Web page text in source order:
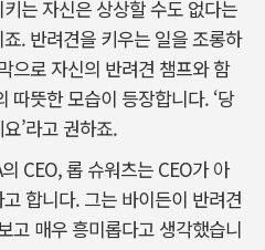
는 자신은 상상할 수도 없다는
. 반려견을 키우는 일을 조롱하
으로 자신의 반려견 챔프와 함
따뜻한 모습이 등장합니다. ‘당
’라고 권하죠.
CEO, 롭 슈워츠는 CEO가 아
합니다. 그는 바이든이 반려견
고 매우 흥미롭다고 생각했습니